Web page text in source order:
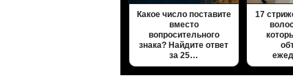
Какое число поставите
вместо
вопросительного
знака? Найдите ответ
за 25…
17